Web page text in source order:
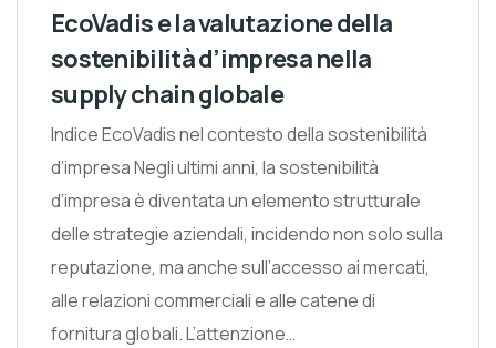
EcoVadis e la valutazione della
sostenibilità d’impresa nella
supply chain globale
Indice EcoVadis nel contesto della sostenibilità
d’impresa Negli ultimi anni, la sostenibilità
d’impresa è diventata un elemento strutturale
delle strategie aziendali, incidendo non solo sulla
reputazione, ma anche sull’accesso ai mercati,
alle relazioni commerciali e alle catene di
fornitura globali. L’attenzione…